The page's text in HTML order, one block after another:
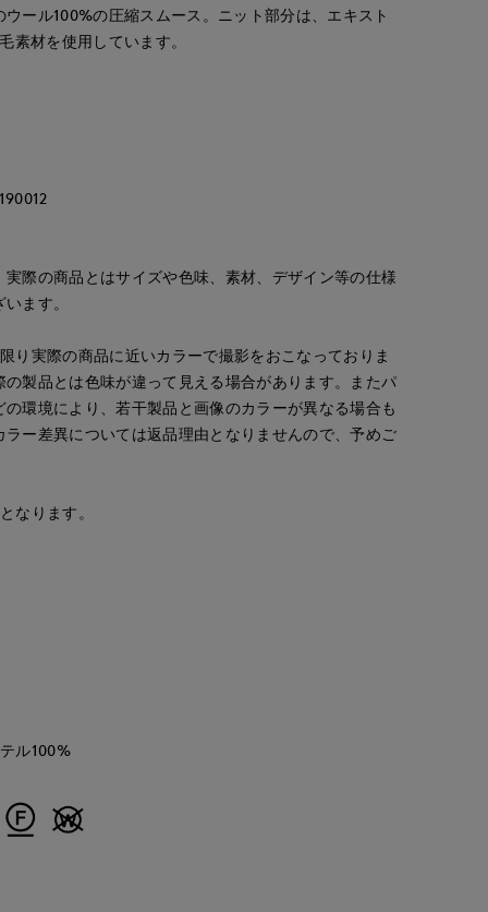
CLOSET
fumiki
yoshi
ゆうき
ール100%の圧縮スムース。ニット部分は、エキスト
素材を使用しています。
際の商品とはサイズや色味、素材、デザイン等の仕様
ます。
り実際の商品に近いカラーで撮影をおこなっておりま
製品とは色味が違って見える場合があります。またパ
環境により、若干製品と画像のカラーが異なる場合も
ラー差異については返品理由となりませんので、予めご
なります。
ル100%